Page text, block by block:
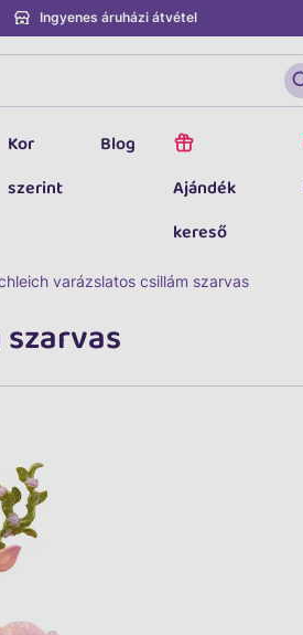
Ingyenes áruházi átvétel
Kor
szerint
Blog
Ajándék
kereső
varázslatos csillám szarvas